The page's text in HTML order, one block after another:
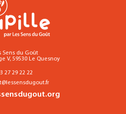
Sens du Goût
V, 59530 Le Quesnoy
27 29 22 22